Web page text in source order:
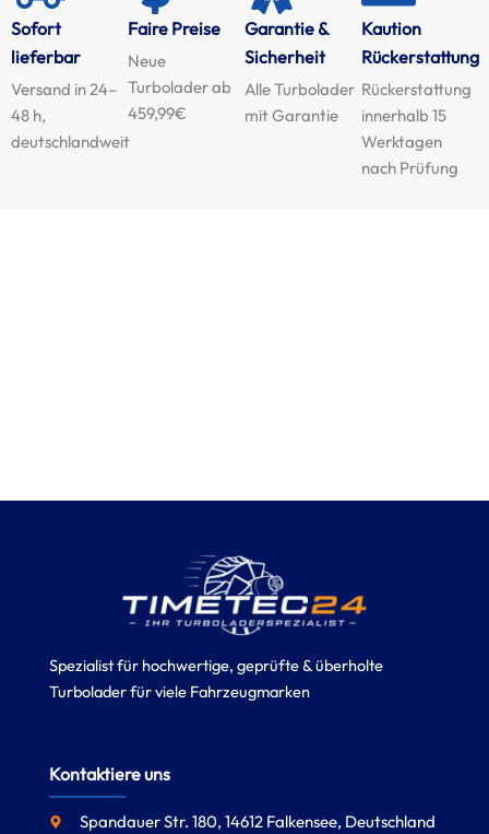
Sofort
lieferbar
Versand in 24–
48 h,
deutschlandweit
Faire Preise
Neue
Turbolader ab
459,99€
Garantie &
Sicherheit
Alle Turbolader
mit Garantie
Kaution
Rückerstattung
Rückerstattung
innerhalb 15
Werktagen
nach Prüfung
Spezialist für hochwertige, geprüfte & überholte
Turbolader für viele Fahrzeugmarken
Kontaktiere uns
Spandauer Str. 180, 14612 Falkensee, Deutschland